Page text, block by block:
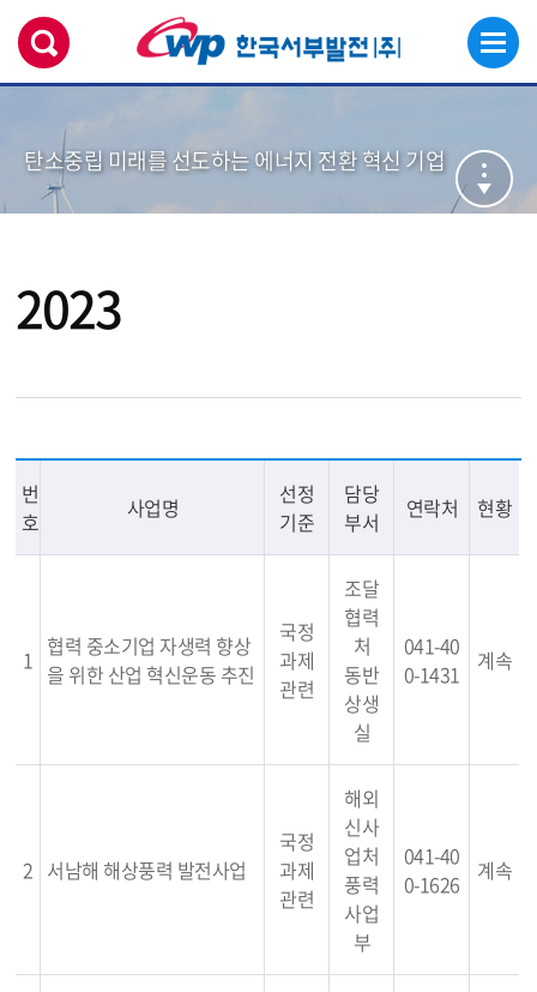
탄소중립 미래를 선도하는 에너지 전환 혁신 기업
2023
번
호
사업명
선정
기준
담당
부서
연락처 현황
1 협력 중소기업 자생력 향상
을 위한 산업 혁신운동 추진
국정
과제
관련
조달
협력
처
동반
상생
실
041-40
0-1431
계속
2 서남해 해상풍력 발전사업
국정
과제
관련
해외
신사
업처
풍력
사업
부
041-40
0-1626
계속